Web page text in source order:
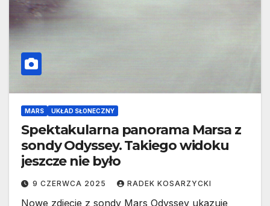
MARS UKŁAD SŁONECZNY
Spektakularna panorama Marsa z
sondy Odyssey. Takiego widoku
jeszcze nie było
9 CZERWCA 2025 RADEK KOSARZYCKI
Nowe zdjęcie z sondy Mars Odyssey ukazuje